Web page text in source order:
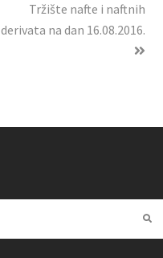
Tržište nafte i naftnih
derivata na dan 16.08.2016.